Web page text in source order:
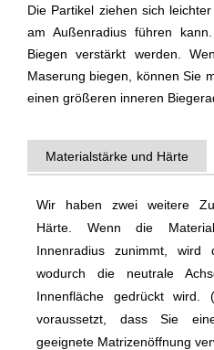
Die Partikel ziehen sich
am Außenradius führen
Biegen verstärkt werden.
Maserung biegen, können Sie
einen größeren inneren
Materialstärke und Härte
Wir haben zwei weitere
Härte. Wenn die
Innenradius zunimmt, wird
wodurch die neutrale
Innenfläche gedrückt wird.
voraussetzt, dass Sie
geeignete Matrizenöffnung